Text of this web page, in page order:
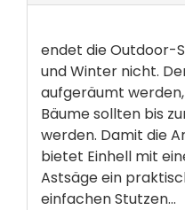
endet die Outdoor-
und Winter nicht.
aufgeräumt
Bäume sollten bis
werden. Damit die
bietet Einhell mit
Astsäge ein
einfachen Stutzen...